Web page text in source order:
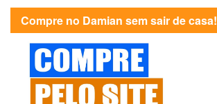
Compre no Damian sem sair de casa!